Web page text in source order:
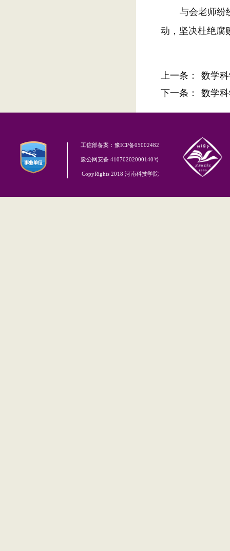
与会老师纷
动，坚决杜绝腐
上一条：
数学
下一条：
数学
工信部备案：豫ICP备05002482
豫公网安备 41070202000140号
CopyRights 2018 河南科技学院